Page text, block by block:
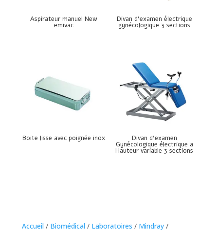
Aspirateur manuel New
emivac
Divan d’examen électrique
gynécologique 3 sections
Boite lisse avec poignée inox Divan d’examen
Gynécologique électrique a
Hauteur variable 3 sections
Accueil / Biomédical / Laboratoires / Mindray/